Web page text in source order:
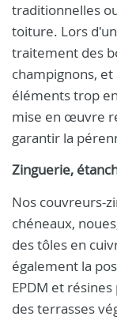
traditionnelles
toiture. Lors
traitement des
champignons,
éléments trop
mise en œuvre
garantir la
Zinguerie,
Nos couvreurs-
chéneaux,
des tôles en
également la
EPDM et
des terrasses